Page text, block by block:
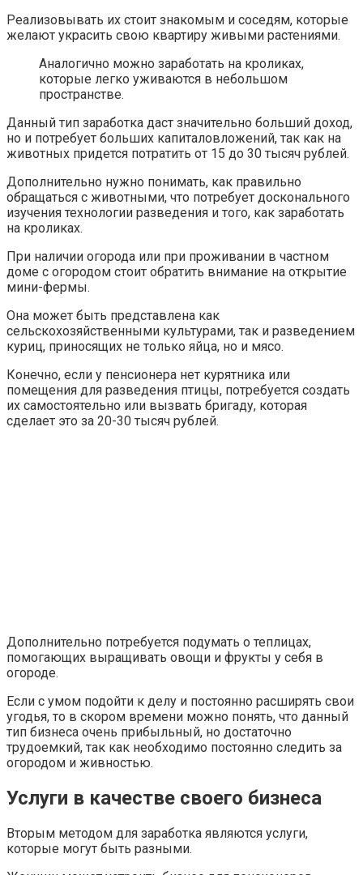
Реализовывать их стоит знакомым и соседям, которые
желают украсить свою квартиру живыми растениями.
Аналогично можно заработать на кроликах,
которые легко уживаются в небольшом
пространстве.
Данный тип заработка даст значительно больший доход,
но и потребует больших капиталовложений, так как на
животных придется потратить от 15 до 30 тысяч рублей.
Дополнительно нужно понимать, как правильно
обращаться с животными, что потребует досконального
изучения технологии разведения и того, как заработать
на кроликах.
При наличии огорода или при проживании в частном
доме с огородом стоит обратить внимание на открытие
мини-фермы.
Она может быть представлена как
сельскохозяйственными культурами, так и разведением
куриц, приносящих не только яйца, но и мясо.
Конечно, если у пенсионера нет курятника или
помещения для разведения птицы, потребуется создать
их самостоятельно или вызвать бригаду, которая
сделает это за 20-30 тысяч рублей.
Дополнительно потребуется подумать о теплицах,
помогающих выращивать овощи и фрукты у себя в
огороде.
Если с умом подойти к делу и постоянно расширять свои
угодья, то в скором времени можно понять, что данный
тип бизнеса очень прибыльный, но достаточно
трудоемкий, так как необходимо постоянно следить за
огородом и живностью.
Услуги в качестве своего бизнеса
Вторым методом для заработка являются услуги,
которые могут быть разными.